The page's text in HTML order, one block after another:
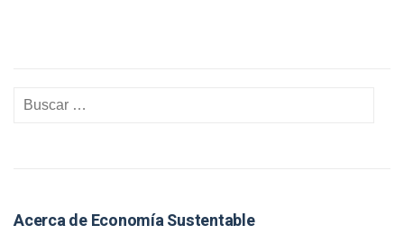
Acerca de Economía Sustentable